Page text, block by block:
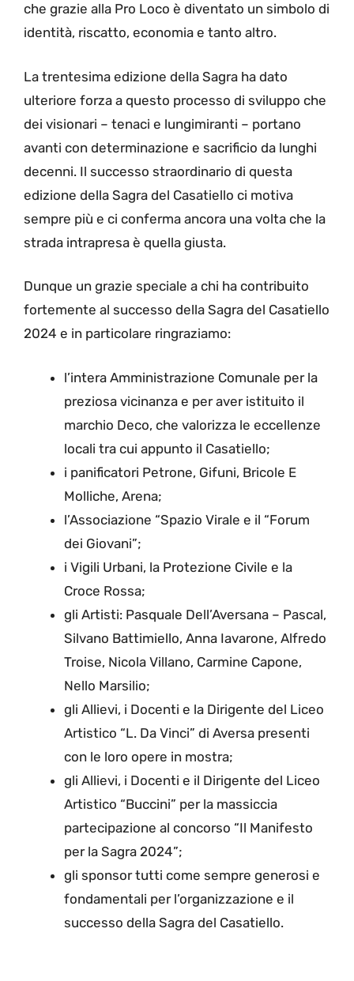
che grazie alla Pro Loco è diventato un simbolo di
identità, riscatto, economia e tanto altro.
La trentesima edizione della Sagra ha dato
ulteriore forza a questo processo di sviluppo che
dei visionari – tenaci e lungimiranti – portano
avanti con determinazione e sacrificio da lunghi
decenni. Il successo straordinario di questa
edizione della Sagra del Casatiello ci motiva
sempre più e ci conferma ancora una volta che la
strada intrapresa è quella giusta.
Dunque un grazie speciale a chi ha contribuito
fortemente al successo della Sagra del Casatiello
2024 e in particolare ringraziamo:
l’intera Amministrazione Comunale per la
preziosa vicinanza e per aver istituito il
marchio Deco, che valorizza le eccellenze
locali tra cui appunto il Casatiello;
i panificatori Petrone, Gifuni, Bricole E
Molliche, Arena;
l’Associazione “Spazio Virale e il “Forum
dei Giovani”;
i Vigili Urbani, la Protezione Civile e la
Croce Rossa;
gli Artisti: Pasquale Dell’Aversana – Pascal,
Silvano Battimiello, Anna Iavarone, Alfredo
Troise, Nicola Villano, Carmine Capone,
Nello Marsilio;
gli Allievi, i Docenti e la Dirigente del Liceo
Artistico “L. Da Vinci” di Aversa presenti
con le loro opere in mostra;
gli Allievi, i Docenti e il Dirigente del Liceo
Artistico “Buccini” per la massiccia
partecipazione al concorso “Il Manifesto
per la Sagra 2024”;
gli sponsor tutti come sempre generosi e
fondamentali per l’organizzazione e il
successo della Sagra del Casatiello.